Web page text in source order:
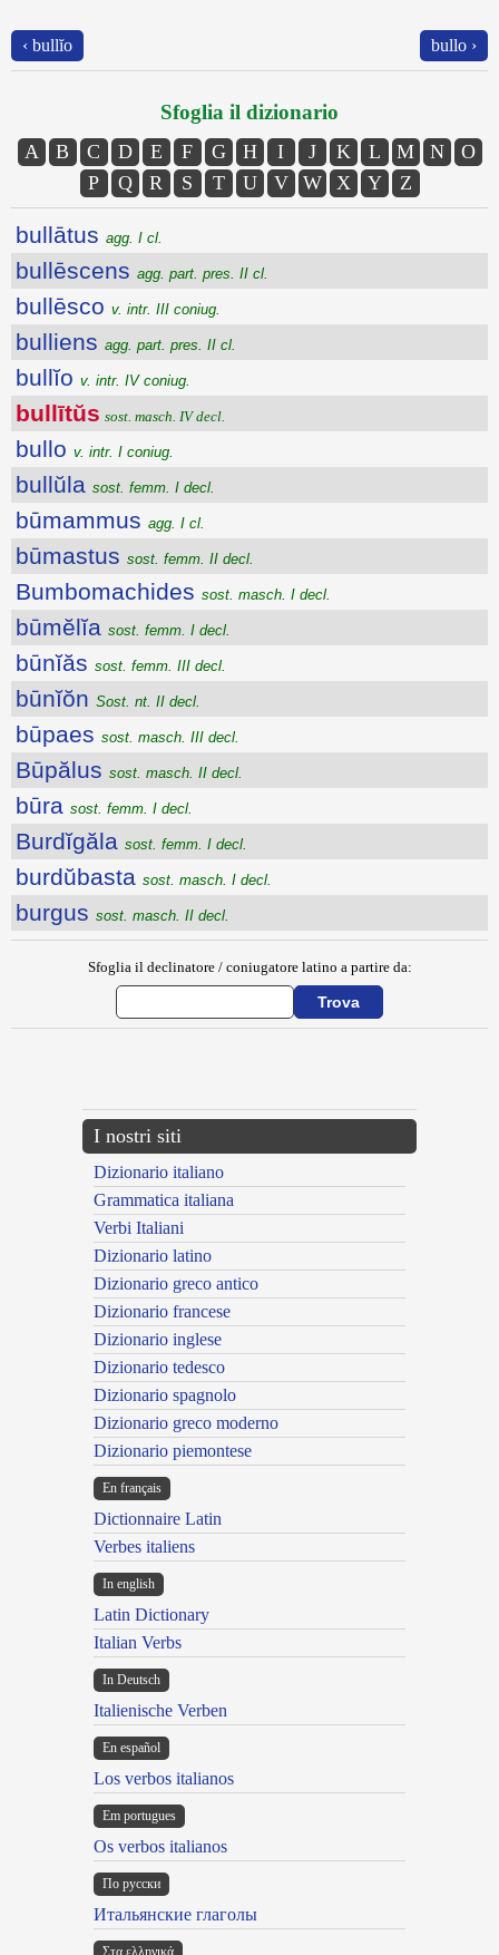
‹ bullĭo bullo ›
Sfoglia il dizionario
A B C D E F G H I J K L M N
O
P
Q R S T U V W X Y Z
bullātus agg. I cl.
bullēscens agg. part. pres. II cl.
bullēsco v. intr. III coniug.
bulliens agg. part. pres. II cl.
bullĭo v. intr. IV coniug.
bullītŭs sost. masch. IV decl.
bullo v. intr. I coniug.
bullŭla sost. femm. I decl.
būmammus agg. I cl.
būmastus sost. femm. II decl.
Bumbomachides sost. masch. I decl.
būmĕlĭa sost. femm. I decl.
būnĭăs sost. femm. III decl.
būnĭŏn Sost. nt. II decl.
būpaes sost. masch. III decl.
Būpălus sost. masch. II decl.
būra sost. femm. I decl.
Burdĭgăla sost. femm. I decl.
burdŭbasta sost. masch. I decl.
burgus sost. masch. II decl.
Sfoglia il declinatore / coniugatore latino a partire da:
I nostri siti
Dizionario italiano
Grammatica italiana
Verbi Italiani
Dizionario latino
Dizionario greco antico
Dizionario francese
Dizionario inglese
Dizionario tedesco
Dizionario spagnolo
Dizionario greco moderno
Dizionario piemontese
En français
Dictionnaire Latin
Verbes italiens
In english
Latin Dictionary
Italian Verbs
In Deutsch
Italienische Verben
En español
Los verbos italianos
Em portugues
Os verbos italianos
По русски
Итальянские глаголы